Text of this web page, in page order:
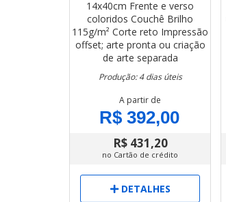
14x40cm Frente e verso
coloridos Couchê Brilho
115g/m² Corte reto Impressão
offset; arte pronta ou criação
de arte separada
Produção: 4 dias úteis
A partir de
R$ 392,00
R$ 431,20
no Cartão de crédito
DETALHES